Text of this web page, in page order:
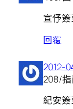
宣伃簽
回覆
2012-
208/
紀安簽